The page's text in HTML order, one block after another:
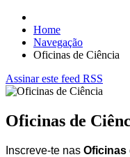
Home
Navegação
Oficinas de Ciência
Assinar este feed RSS
Oficinas de
Inscreve-te nas Oficinas